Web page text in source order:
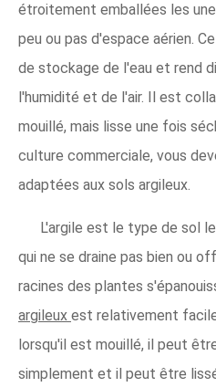
étroitement emballées les
peu ou pas d'espace aérien.
de stockage de l'eau et rend
l'humidité et de l'air. Il est
mouillé, mais lisse une fois
culture commerciale, vous
adaptées aux sols argileux.
L'argile est le type de sol
qui ne se draine pas bien ou
racines des plantes
argileux est relativement
lorsqu'il est mouillé, il peut
simplement et il peut être